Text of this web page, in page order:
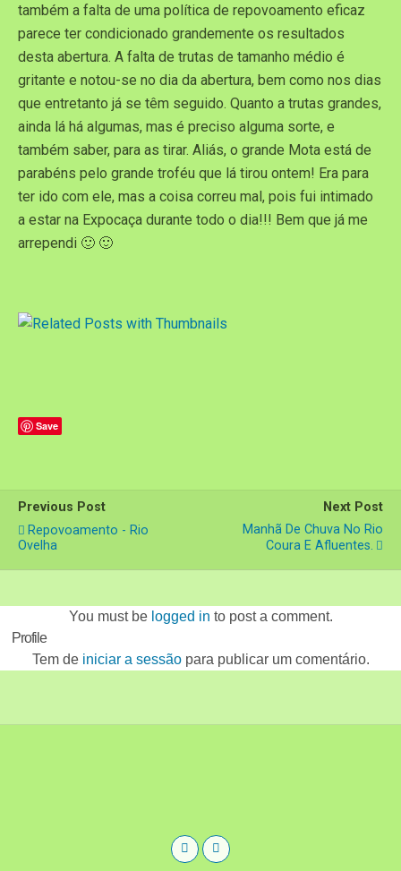
também a falta de uma política de repovoamento eficaz
parece ter condicionado grandemente os resultados
desta abertura. A falta de trutas de tamanho médio é
gritante e notou-se no dia da abertura, bem como nos dias
que entretanto já se têm seguido. Quanto a trutas grandes,
ainda lá há algumas, mas é preciso alguma sorte, e
também saber, para as tirar. Aliás, o grande Mota está de
parabéns pelo grande troféu que lá tirou ontem! Era para
ter ido com ele, mas a coisa correu mal, pois fui intimado
a estar na Expocaça durante todo o dia!!! Bem que já me
arrependi 🙂 🙂
Save
Previous Post
Repovoamento - Rio
Ovelha
Next Post
Manhã De Chuva No Rio
Coura E Afluentes.
You must be logged in to post a comment.
Profile
Tem de iniciar a sessãopara publicar um comentário.